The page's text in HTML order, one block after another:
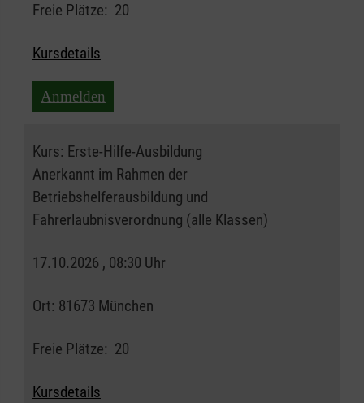
Freie Plätze: 20
Kursdetails
Anmelden
Kurs: Erste-Hilfe-Ausbildung
Anerkannt im Rahmen der
Betriebshelferausbildung und
Fahrerlaubnisverordnung (alle Klassen)
17.10.2026 , 08:30 Uhr
Ort: 81673 München
Freie Plätze: 20
Kursdetails